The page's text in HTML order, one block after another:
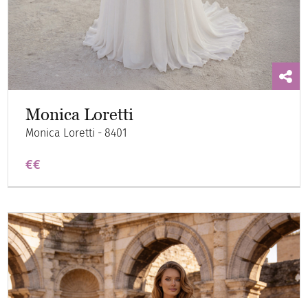
Monica Loretti
Monica Loretti - 8401
€€